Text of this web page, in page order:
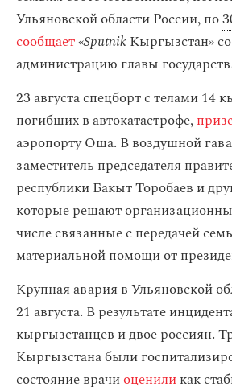
Ульяновской области России, по
сообщает«SputnikКыргызстан»
администрацию главы
23 августа спецборт с телами 14
погибших в автокатастрофе,
аэропорту Оша. В воздушной
заместитель председателя
республики Бакыт Торобаев и
которые решают
числе связанные с передачей
материальной помощи от
Крупная авария в Ульяновской
21 августа. В результате
кыргызстанцев и двое россиян.
Кыргызстана были
состояние врачиоцениликак